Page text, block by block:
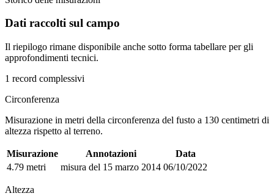
Dati raccolti sul campo
Il riepilogo rimane disponibile anche sotto forma tabellare per gli
approfondimenti tecnici.
1 record complessivi
Circonferenza
Misurazione in metri della circonferenza del fusto a 130 centimetri di
altezza rispetto al terreno.
Misurazione Annotazioni
Data
4.79 metri
misura del 15 marzo 2014 06/10/2022
Altezza